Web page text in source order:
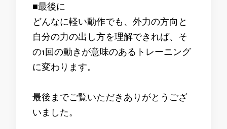
■最後に
どんなに軽い動作でも、外力の方向と
自分の力の出し方を理解できれば、そ
の1回の動きが意味のあるトレーニング
に変わります。
最後までご覧いただきありがとうござ
いました。